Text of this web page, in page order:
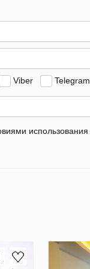
Viber Telegram
использования